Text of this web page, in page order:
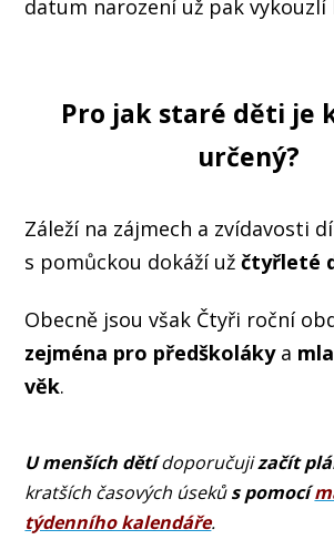
datum narození už pak vykouzlí
Pro jak staré děti je
určený?
Záleží na zájmech a zvídavosti
s pomůckou dokáží užčtyřleté
Obecně jsou však Čtyři roční
zejména pro předškolákya
věk.
U menších dětídoporučujizačít
kratších časových úsekůs pomocí
týdenního kalendáře.